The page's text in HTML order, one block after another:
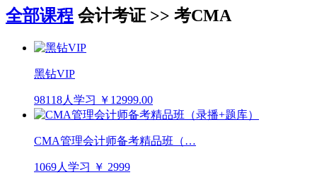
全部课程 会计考证 >> 考CMA
黑钻VIP
98118人学习 ￥12999.00
CMA管理会计师备考精品班（…
1069人学习 ￥ 2999